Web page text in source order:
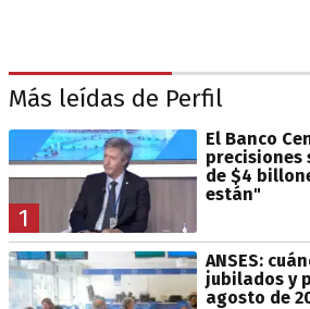
Más leídas de Perfil
1
El Banco
precisiones
de $4
están"
ANSES:
jubilados y
agosto de